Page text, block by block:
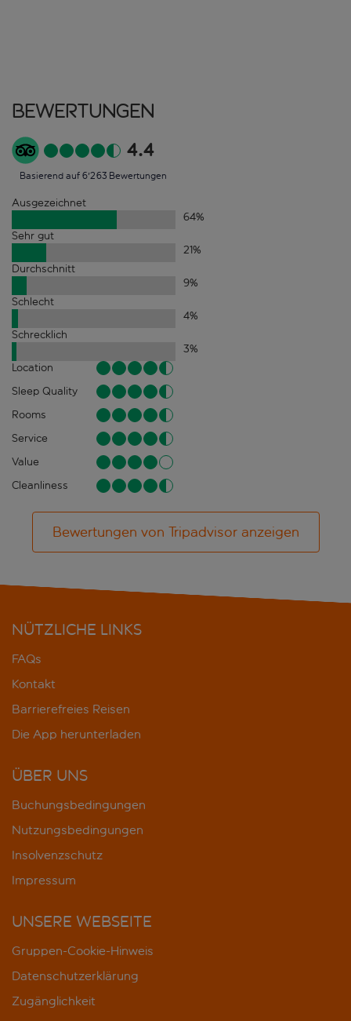
Bewertungen
4.4
Basierend auf 6'263 Bewertungen
Ausgezeichnet
64%
Sehr gut
21%
Durchschnitt
9%
Schlecht
4%
Schrecklich
3%
Location
Sleep Quality
Rooms
Service
Value
Cleanliness
Bewertungen von Tripadvisor anzeigen
NÜTZLICHE LINKS
FAQs
Kontakt
Barrierefreies Reisen
Die App herunterladen
ÜBER UNS
Buchungsbedingungen
Nutzungsbedingungen
Insolvenzschutz
Impressum
UNSERE WEBSEITE
Gruppen-Cookie-Hinweis
Datenschutzerklärung
Zugänglichkeit